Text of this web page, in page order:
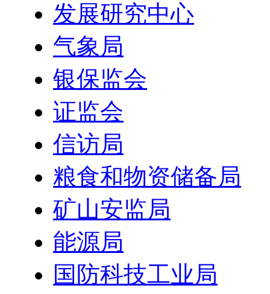
发展研究中心
气象局
银保监会
证监会
信访局
粮食和物资储备局
矿山安监局
能源局
国防科技工业局